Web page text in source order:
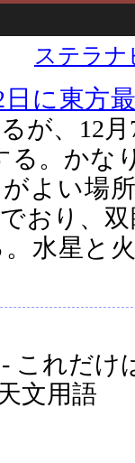
ステラナ
日に東方
が、12
る。かな
よい場
おり、
水星と
- これだけ
文用語